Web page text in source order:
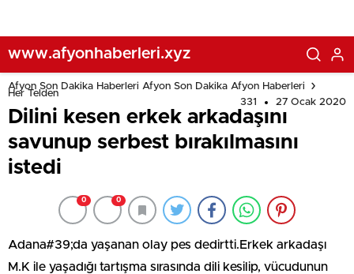
www.afyonhaberleri.xyz
Afyon Son Dakika Haberleri Afyon Son Dakika Afyon Haberleri
Her Telden
331
27 Ocak 2020
Dilini kesen erkek arkadaşını
savunup serbest bırakılmasını
istedi
0 0
Adana#39;da yaşanan olay pes dedirtti.Erkek arkadaşı
M.K ile yaşadığı tartışma sırasında dili kesilip, vücudunun